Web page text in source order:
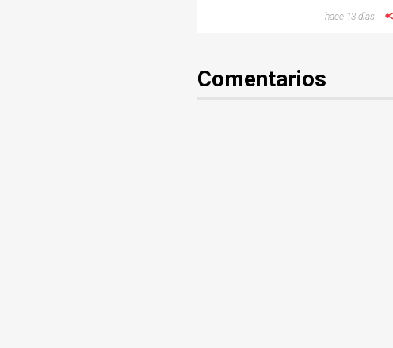
domingo por jornada
hace 13 días
Comentarios